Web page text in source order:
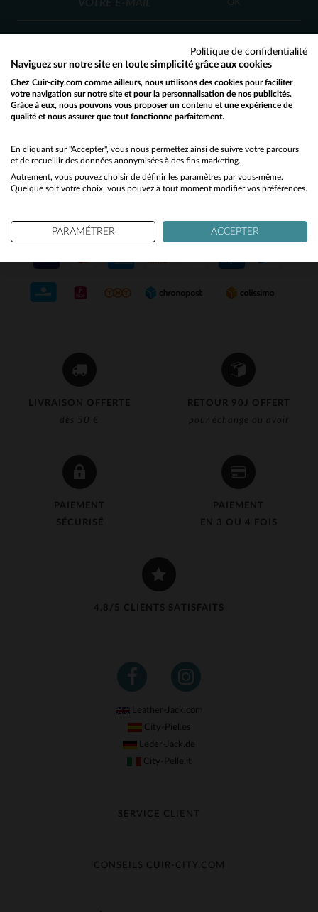
LIVRAISON OFFERTE
dès 50 €
RETOUR 90J OFFERT
pour échange ou avoir
PAIEMENT
SÉCURISÉ
PAIEMENT
EN 3 OU 4 FOIS
4,8/5 CLIENTS SATISFAITS
OK
SERVICE CLIENT
Nos conseillers sont à votre écoute
du lundi au vendredi de 10h à 12h30
et de 13h30 à 18h.
NOS PARTENAIRES DE CONFIANCE
Leather-Jack.com
City-Piel.es
Leder-Jack.de
City-Pelle.it
SERVICE CLIENT
Échange & Remboursement
CONSEILS CUIR-CITY.COM
Would you like to be redirected to our English site?
No
Yes
Politique de confidentialité
Naviguez sur notre site en toute simplicité grâce aux cookies
Chez Cuir-city.com comme ailleurs, nous utilisons des cookies pour faciliter
votre navigation sur notre site et pour la personnalisation de nos publicités.
Grâce à eux, nous pouvons vous proposer un contenu et une expérience de
qualité et nous assurer que tout fonctionne parfaitement.
En cliquant sur "Accepter", vous nous permettez ainsi de suivre votre parcours
et de recueillir des données anonymisées à des fins marketing.
Autrement, vous pouvez choisir de définir les paramètres par vous-même.
Quelque soit votre choix, vous pouvez à tout moment modifier vos préférences.
PARAMÉTRER ACCEPTER